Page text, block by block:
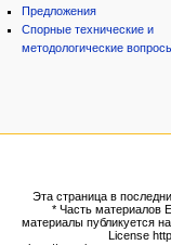
Предложения
Спорные технические и
методологические
Версия
для
категории
Народ
Проекты
Проекты/Участники/
Эта страница в
* Часть материалов
материалы публикуется
License